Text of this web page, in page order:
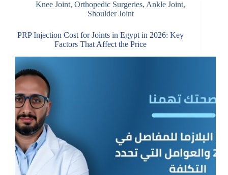
Knee Joint,Orthopedic Surgeries, Ankle Joint,
Shoulder Joint
PRP Injection Cost for Joints in Egypt in 2026: Key
Factors That Affect the Price